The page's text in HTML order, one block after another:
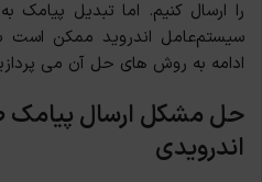
سیستم‌عامل اندروید ممکن است
ادامه به روش های حل آن می
حل مشکل ارسال پیامک
اندرویدی